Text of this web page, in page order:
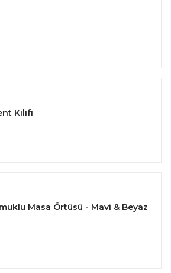
Kılıfı
Masa Örtüsü - Mavi & Beyaz